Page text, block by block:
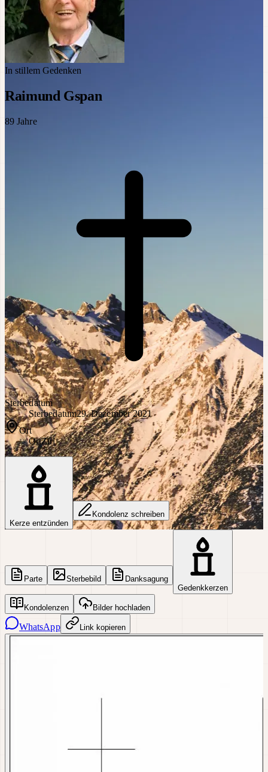
In stillem Gedenken
Raimund Gspan
89 Jahre
Sterbedatum
Sterbedatum29. Dezember 2021
Ort
OrtZirl
Kerze entzünden
Kondolenz schreiben
Parte Sterbebild
Danksagung
Gedenkkerzen
Kondolenzen Bilder hochladen
WhatsApp Link kopieren